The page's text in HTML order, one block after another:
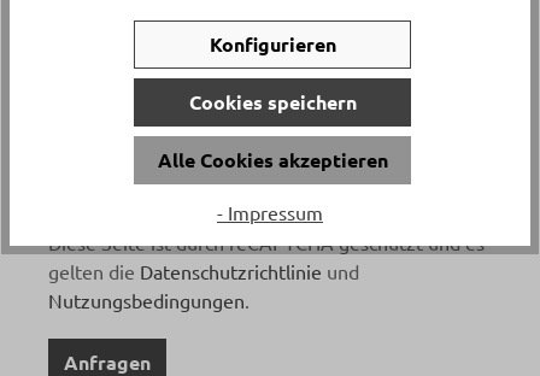
Ich habe dieDatenschutzbestimmungen
Kenntnis genommen und dieAGBgelesen und
bin mit ihnen einverstanden. *
Diese Seite ist durch reCAPTCHA geschützt und es
gelten die Datenschutzrichtlinie und
Nutzungsbedingungen
Anfragen
Konfigurieren
Cookies speichern
Alle Cookies akzeptieren
- Impressum